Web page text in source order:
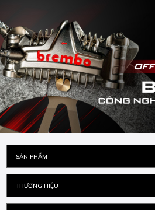
SẢN PHẨM
THƯƠNG HIỆU